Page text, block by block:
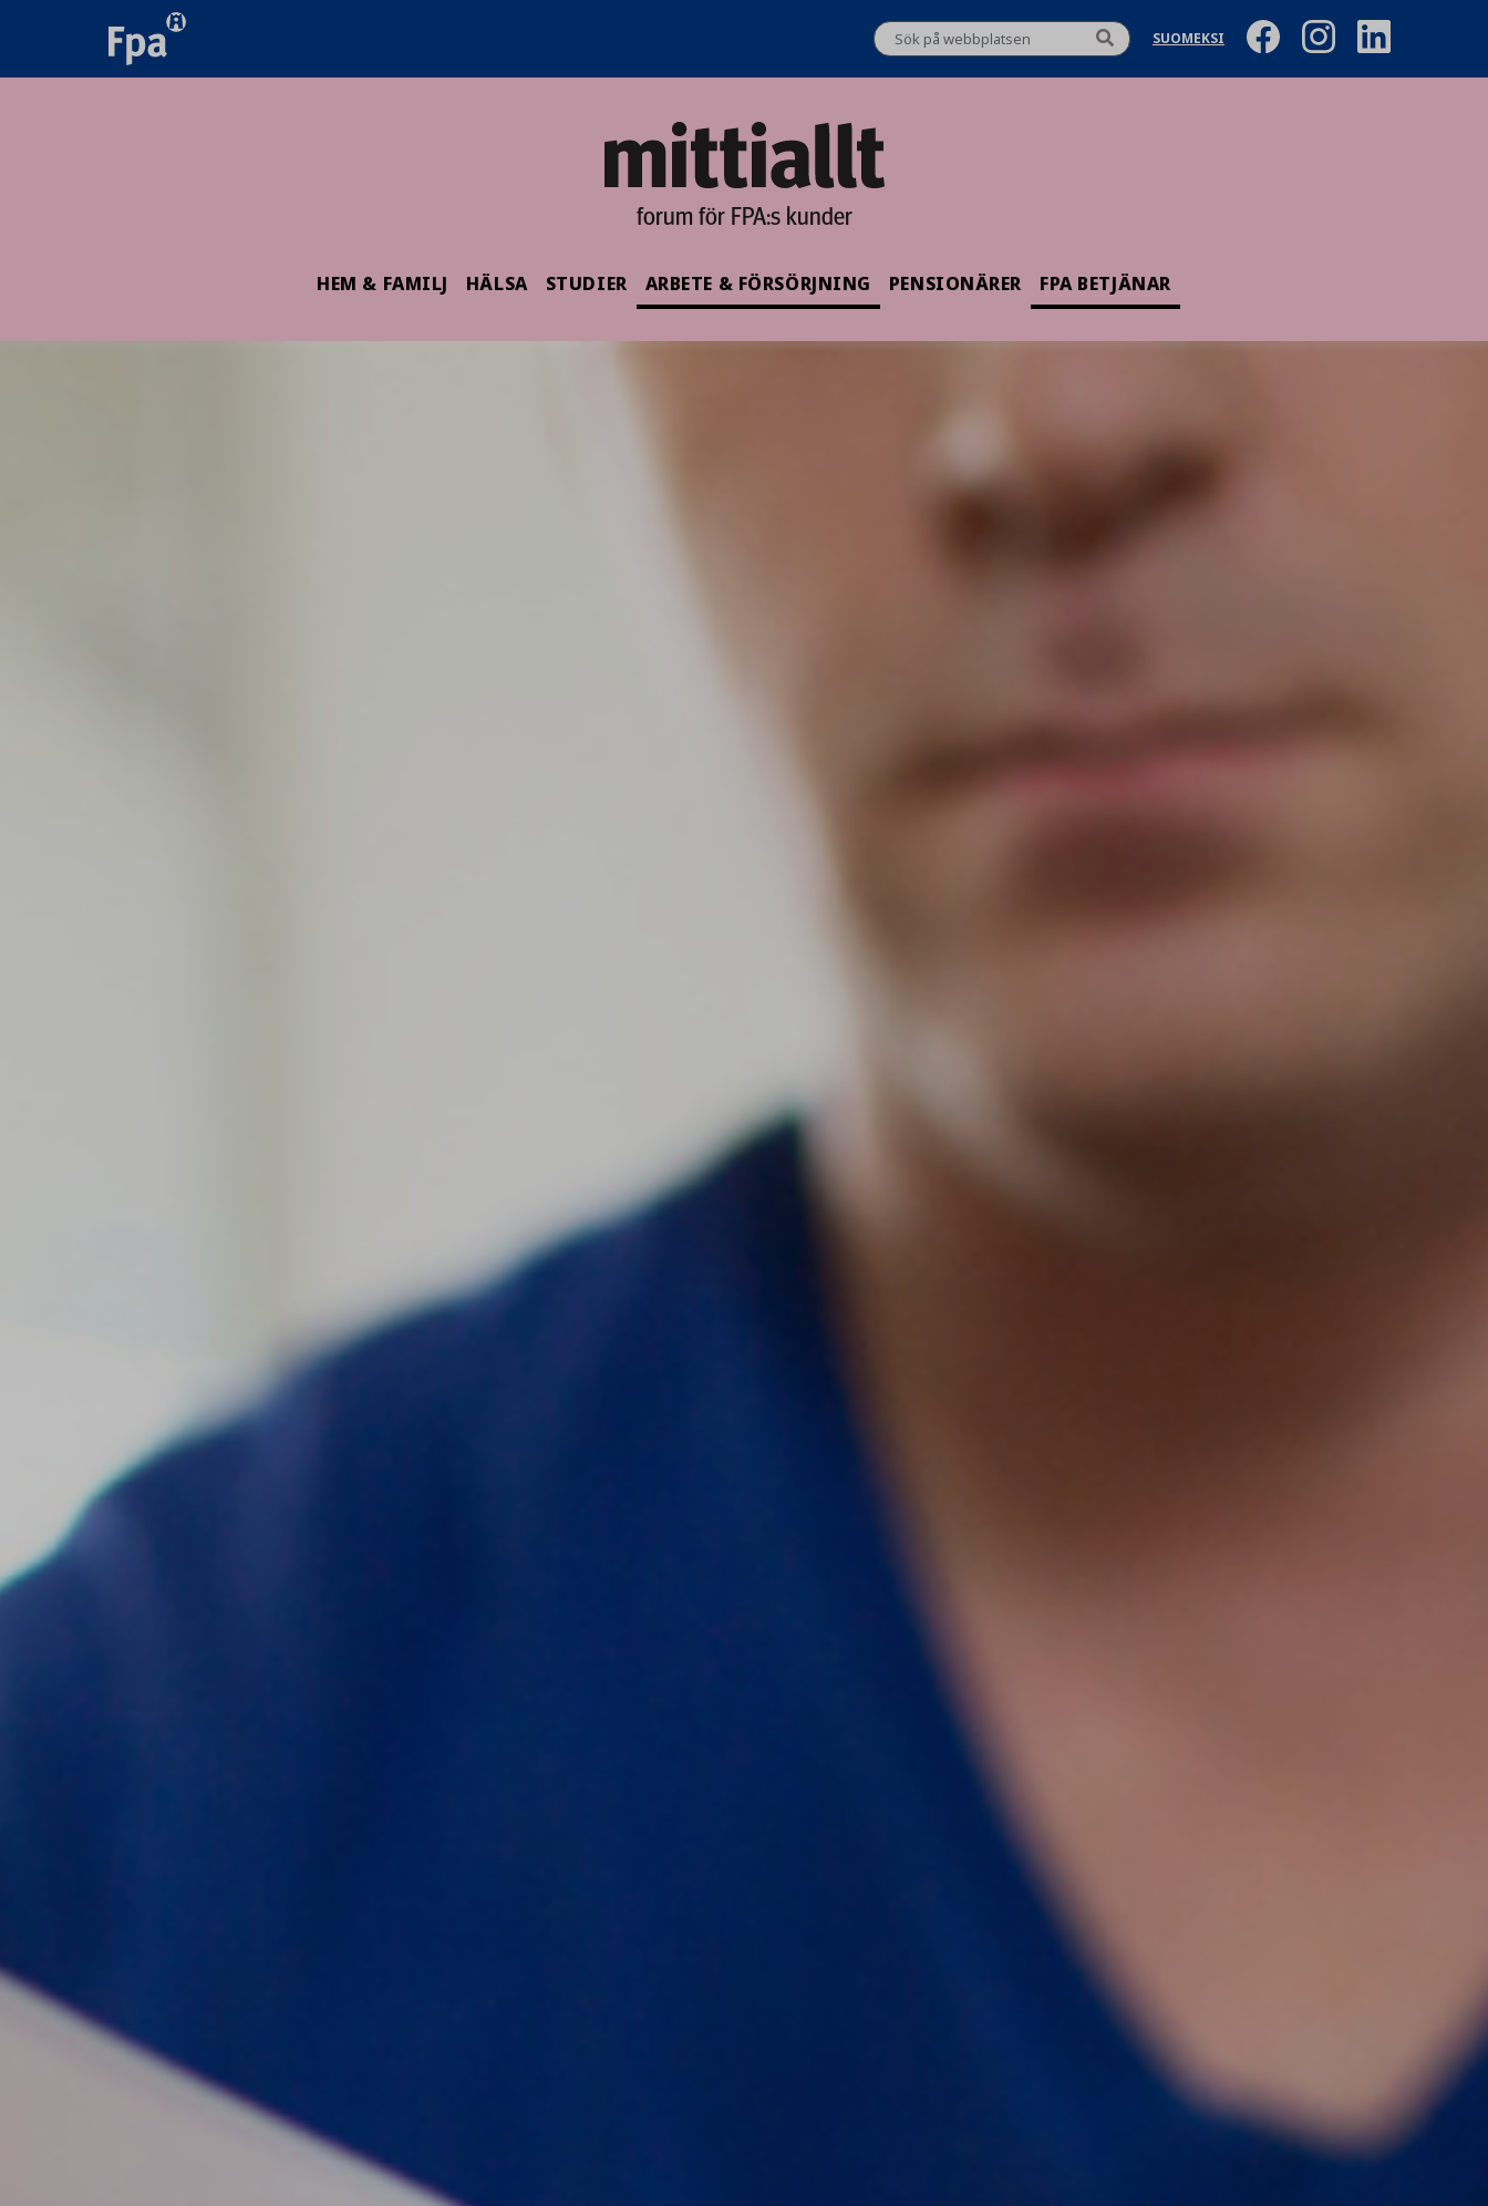
SUOMEKSI
forum för FPA:s kunder
HEM & FAMILJ HÄLSA STUDIER ARBETE & FÖRSÖRJNING PENSIONÄRER FPA BETJÄNAR